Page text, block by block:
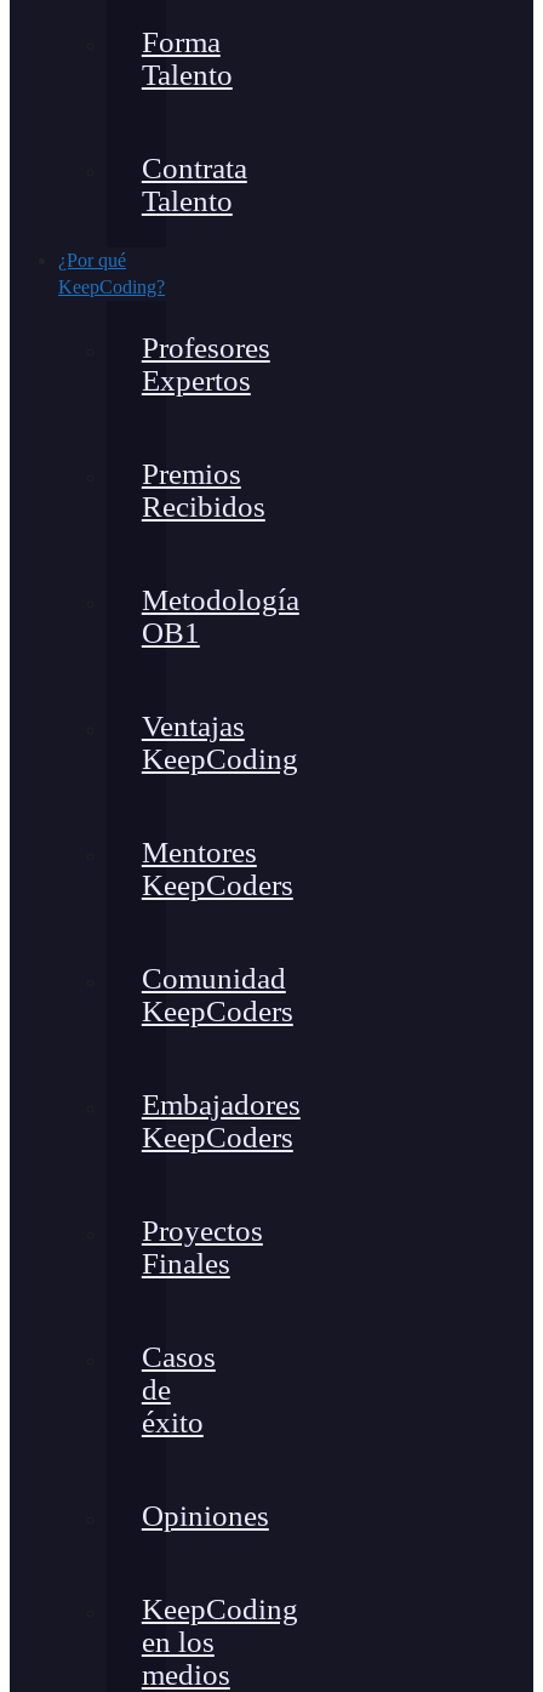
Forma
Talento
Contrata
Talento
¿Por qué
KeepCoding?
Profesores
Expertos
Premios
Recibidos
Metodología
OB1
Ventajas
KeepCoding
Mentores
KeepCoders
Comunidad
KeepCoders
Embajadores
KeepCoders
Proyectos
Finales
Casos
de
éxito
Opiniones
KeepCoding
en los
medios